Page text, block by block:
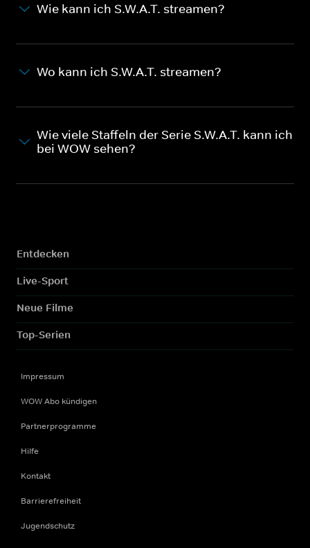
Wie kann ich S.W.A.T. streamen?
Wo kann ich S.W.A.T. streamen?
Wie viele Staffeln der Serie S.W.A.T. kann ich
bei WOW sehen?
Entdecken
Live-Sport
Neue Filme
Top-Serien
Impressum
WOW Abo kündigen
Partnerprogramme
Hilfe
Kontakt
Barrierefreiheit
Jugendschutz